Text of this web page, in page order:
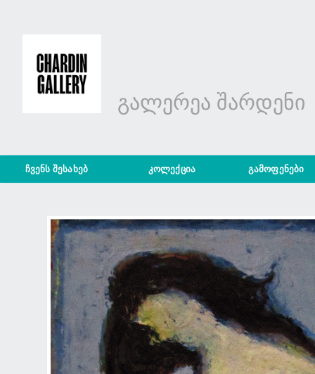
გალერეა შარდენი
ჩვენს შესახებ კოლექცია გამოფენები